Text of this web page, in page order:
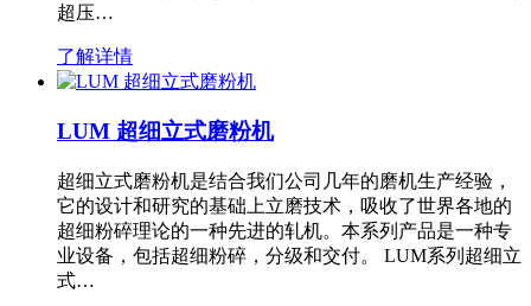
超压…
了解详情
LUM 超细立式磨粉机
超细立式磨粉机是结合我们公司几年的磨机生产经验，
它的设计和研究的基础上立磨技术，吸收了世界各地的
超细粉碎理论的一种先进的轧机。本系列产品是一种专
业设备，包括超细粉碎，分级和交付。 LUM系列超细立
式…